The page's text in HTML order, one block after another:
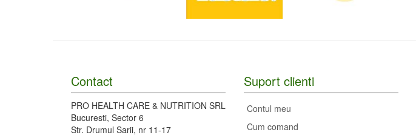
Contact
PRO HEALTH CARE & NUTRITION SRL
Bucuresti, Sector 6
Str. Drumul Sarii, nr 11-17
Suport clienti
Contul meu
Cum comand